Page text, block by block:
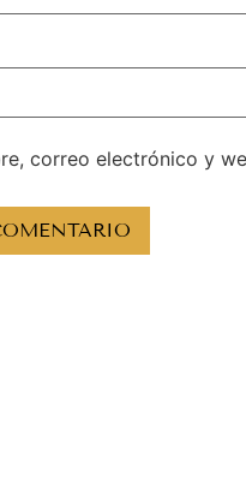
correo electrónico y